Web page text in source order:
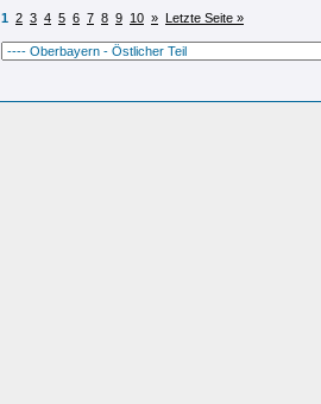
1 2 3 4 5 6 7 8 9 10 » Letzte Seite »